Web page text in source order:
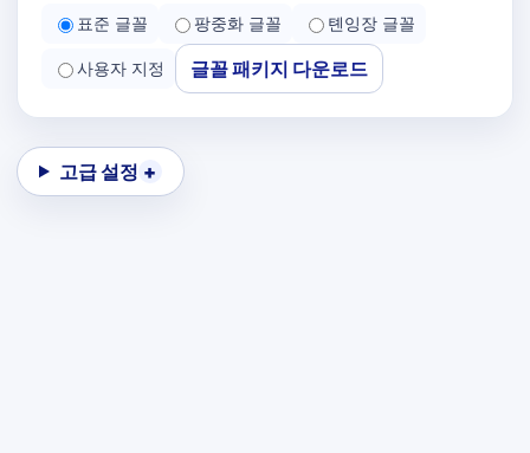
표준 글꼴 팡중화 글꼴 톈잉장 글꼴
사용자 지정 글꼴 패키지 다운로드
고급 설정